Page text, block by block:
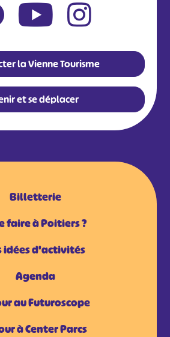
la Vienne Tourisme
et se déplacer
Billetterie
faire à Poitiers ?
idées d'activités
Agenda
au Futuroscope
à Center Parcs